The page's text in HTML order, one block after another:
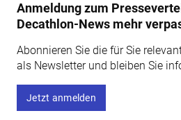
Anmeldung zum
Decathlon-News mehr
Abonnieren Sie die für Sie
als Newsletter und bleiben Sie
Jetzt anmelden